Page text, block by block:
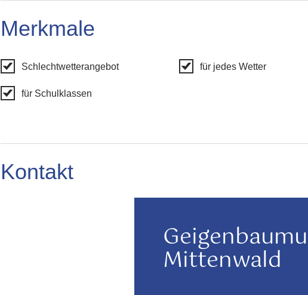
Merkmale
Schlechtwetterangebot für jedes Wetter
für Schulklassen
Kontakt
Mittenwald